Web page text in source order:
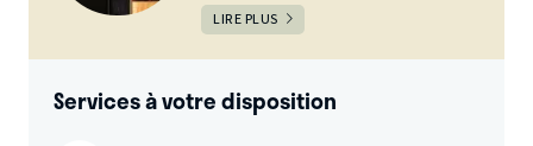
LIRE PLUS
Services à votre disposition